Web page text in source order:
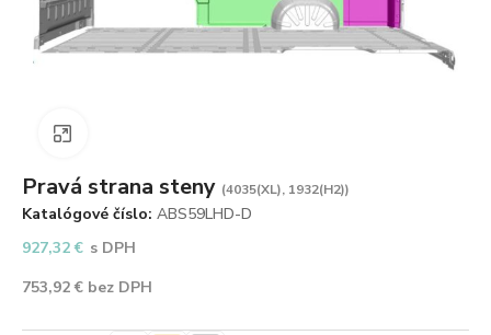
Pravá strana steny (4035(XL), 1932(H2))
Katalógové číslo: ABS59LHD-D
927,32€ s DPH
753,92€ bez DPH